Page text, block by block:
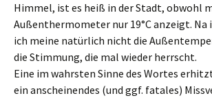
Himmel, ist es heiß in der Stadt, obwohl
Außenthermometer nur 19°C anzeigt. Na
ich meine natürlich nicht die
die Stimmung, die mal wieder herrscht.
Eine im wahrsten Sinne des Wortes
ein anscheinendes (und ggf. fatales)